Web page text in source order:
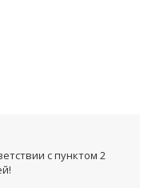
с пунктом 2